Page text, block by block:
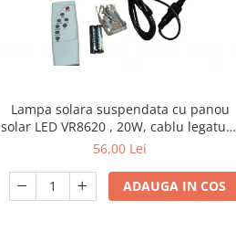
Lampa solara suspendata cu panou
solar LED VR8620 , 20W, cablu legatura
3 m
56,00 Lei
ADAUGA IN COS